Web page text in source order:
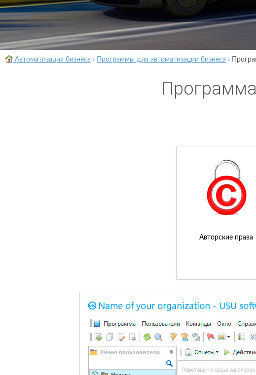
Автоматизация бизнеса › Программы для автоматизации бизнеса ›
Авторские права